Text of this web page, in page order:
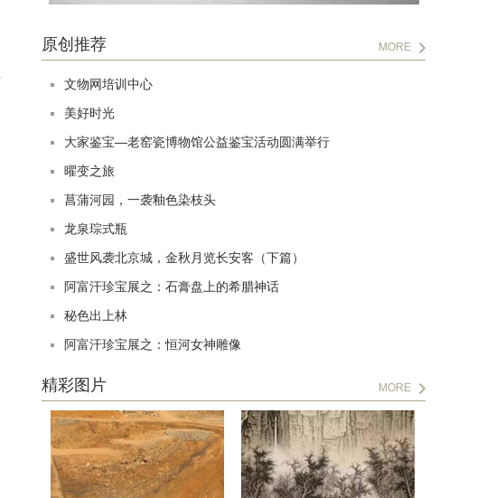
原创推荐 MORE
文物网培训中心
美好时光
大家鉴宝—老窑瓷博物馆公益鉴宝活动圆满举行
曜变之旅
菖蒲河园，一袭釉色染枝头
龙泉琮式瓶
盛世风袭北京城，金秋月览长安客（下篇）
阿富汗珍宝展之：石膏盘上的希腊神话
秘色出上林
阿富汗珍宝展之：恒河女神雕像
精彩图片 MORE